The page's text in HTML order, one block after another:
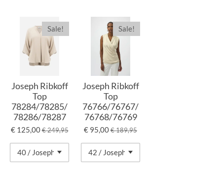
Sale!
Joseph Ribkoff
Top
78284/78285/
78286/78287
€ 125,00€ 249,95
Sale!
Joseph Ribkoff
Top
76766/76767/
76768/76769
€ 95,00€ 189,95